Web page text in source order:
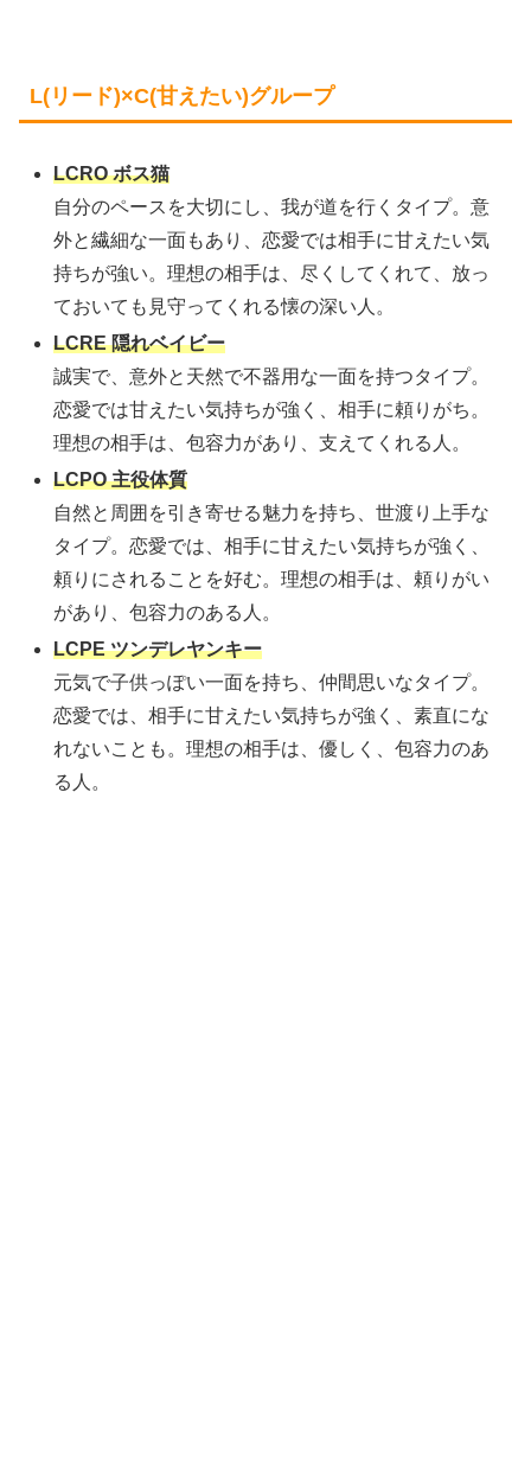
L(リード)×C(甘えたい)グループ
LCRO ボス猫
自分のペースを大切にし、我が道を行くタイプ。意
外と繊細な一面もあり、恋愛では相手に甘えたい気
持ちが強い。理想の相手は、尽くしてくれて、放っ
ておいても見守ってくれる懐の深い人。
LCRE 隠れベイビー
誠実で、意外と天然で不器用な一面を持つタイプ。
恋愛では甘えたい気持ちが強く、相手に頼りがち。
理想の相手は、包容力があり、支えてくれる人。
LCPO 主役体質
自然と周囲を引き寄せる魅力を持ち、世渡り上手な
タイプ。恋愛では、相手に甘えたい気持ちが強く、
頼りにされることを好む。理想の相手は、頼りがい
があり、包容力のある人。
LCPE ツンデレヤンキー
元気で子供っぽい一面を持ち、仲間思いなタイプ。
恋愛では、相手に甘えたい気持ちが強く、素直にな
れないことも。理想の相手は、優しく、包容力のあ
る人。